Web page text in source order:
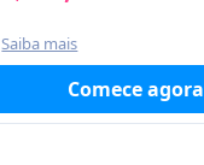
Saiba mais
Comece agora